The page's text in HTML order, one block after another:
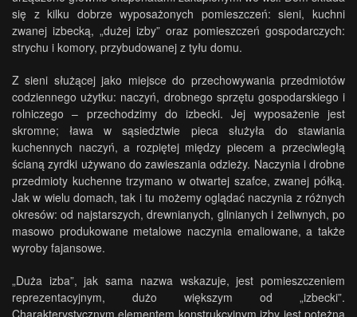
się z kilku dobrze wyposażonych pomieszczeń: sieni, kuchni
zwanej izbecką, „dużej izby” oraz pomieszczeń gospodarczych:
strychu i komory, przybudowanej z tyłu domu.
Z sieni służącej jako miejsce do przechowywania przedmiotów
codziennego użytku: naczyń, drobnego sprzętu gospodarskiego i
rolniczego – przechodzimy do izbecki. Jej wyposażenie jest
skromne; ława w sąsiedztwie pieca służyła do stawiania
kuchennych naczyń, a rozpiętej między piecem a przeciwległą
ścianą zyrdki używano do zawieszania odzieży. Naczynia i drobne
przedmioty kuchenne trzymano w otwartej szafce, zwanej półką.
Jak w wielu domach, tak i tu możemy oglądać naczynia z różnych
okresów: od najstarszych, drewnianych, glinianych i żeliwnych, po
masowo produkowane metalowe naczynia emaliowane, a także
wyroby fajansowe.
„Duża izba”, jak sama nazwa wskazuje, jest pomieszczeniem
reprezentacyjnym, dużo większym od „izbecki”.
Charakterystycznym elementem konstrukcyjnym izby jest potężna